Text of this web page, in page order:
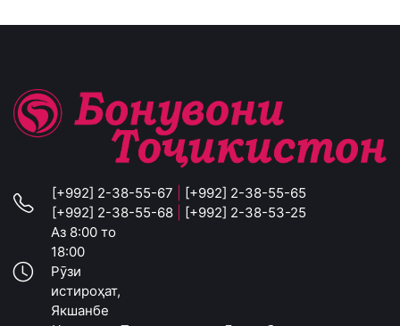
[+992] 2-38-55-67
[+992] 2-38-55-65
[+992] 2-38-55-68
[+992] 2-38-53-25
Аз 8:00 то
18:00
Рӯзи
истироҳат,
Якшанбе